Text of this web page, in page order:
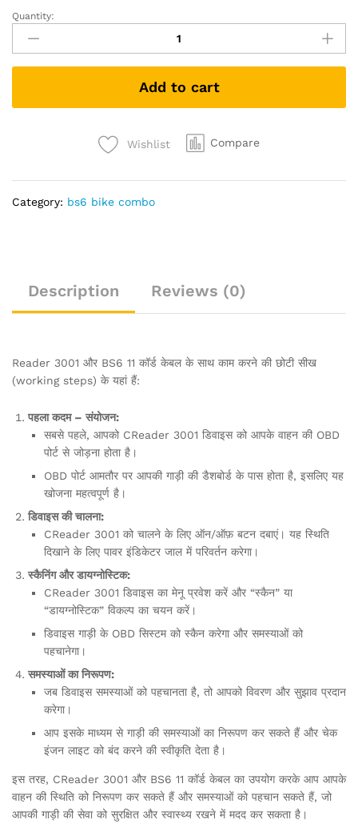
BS6
Bike
Universal
11
Cable
quantity
Quantity:
Add to cart
Wishlist Compare
Category: bs6 bike combo
Description Reviews (0)
Reader 3001 और BS6 11 कॉर्ड केबल के साथ काम करने की छोटी सीख
(working steps) के यहां हैं:
पहला कदम – संयोजन:
सबसे पहले, आपको CReader 3001 डिवाइस को आपके वाहन की OBD
पोर्ट से जोड़ना होता है।
OBD पोर्ट आमतौर पर आपकी गाड़ी की डैशबोर्ड के पास होता है, इसलिए यह
खोजना महत्वपूर्ण है।
डिवाइस की चालना:
CReader 3001 को चालने के लिए ऑन/ऑफ़ बटन दबाएं। यह स्थिति
दिखाने के लिए पावर इंडिकेटर जाल में परिवर्तन करेगा।
स्कैनिंग और डायग्नोस्टिक:
CReader 3001 डिवाइस का मेनू प्रवेश करें और “स्कैन” या
“डायग्नोस्टिक” विकल्प का चयन करें।
डिवाइस गाड़ी के OBD सिस्टम को स्कैन करेगा और समस्याओं को
पहचानेगा।
समस्याओं का निरूपण:
जब डिवाइस समस्याओं को पहचानता है, तो आपको विवरण और सुझाव प्रदान
करेगा।
आप इसके माध्यम से गाड़ी की समस्याओं का निरूपण कर सकते हैं और चेक
इंजन लाइट को बंद करने की स्वीकृति देता है।
इस तरह, CReader 3001 और BS6 11 कॉर्ड केबल का उपयोग करके आप आपके
वाहन की स्थिति को निरूपण कर सकते हैं और समस्याओं को पहचान सकते हैं, जो
आपकी गाड़ी की सेवा को सुरक्षित और स्वास्थ्य रखने में मदद कर सकता है।